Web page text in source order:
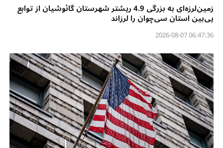
زمین‌لرزه‌ای به بزرگی 4.9 ریشتر شهرستان گائوشیان از توابع
یی‌بین استان سی‌چوان را لرزاند
06:47:36 2026-08-07